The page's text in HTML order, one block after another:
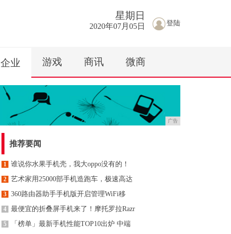
登陆
星期 日
2020年07月05日
企业 游戏 商讯 微商
广告
推荐要闻
1 谁说你水果手机壳，我大oppo没有的！
2 艺术家用25000部手机造跑车，极速高达
3 360路由器助手手机版开启管理WiFi移
4 最便宜的折叠屏手机来了！摩托罗拉Razr
5 「榜单」最新手机性能TOP10出炉 中端